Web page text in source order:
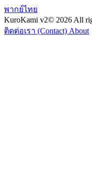
พากย์ไทย
KuroKami v2© 2026 All
ติดต่อเรา (Contact) About